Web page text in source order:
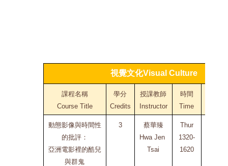
視覺文化Visual Culture
課程名稱
Course Title
學分
Credits
授課教師
Instructor
時間
Time
動態影像與時間性
的批評：
亞洲電影裡的酷兒
與群鬼
3
蔡華臻
Hwa Jen
Tsai
Thur
1320-
1620